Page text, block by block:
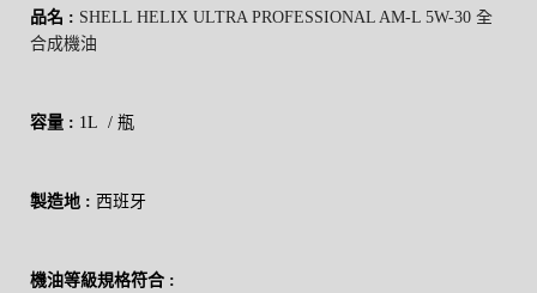
品名 : SHELL HELIX ULTRA PROFESSIONAL AM-L 5W-30 全
合成機油
容量 : 1L / 瓶
製造地 : 西班牙
機油等級規格符合 :